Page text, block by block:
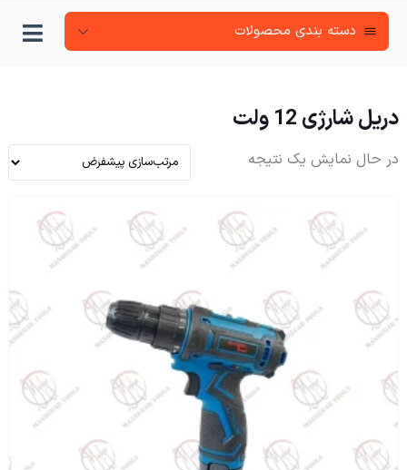
دسته‌ بندی محصولات
دریل شارژی 12 ولت
در حال نمایش یک نتیجه